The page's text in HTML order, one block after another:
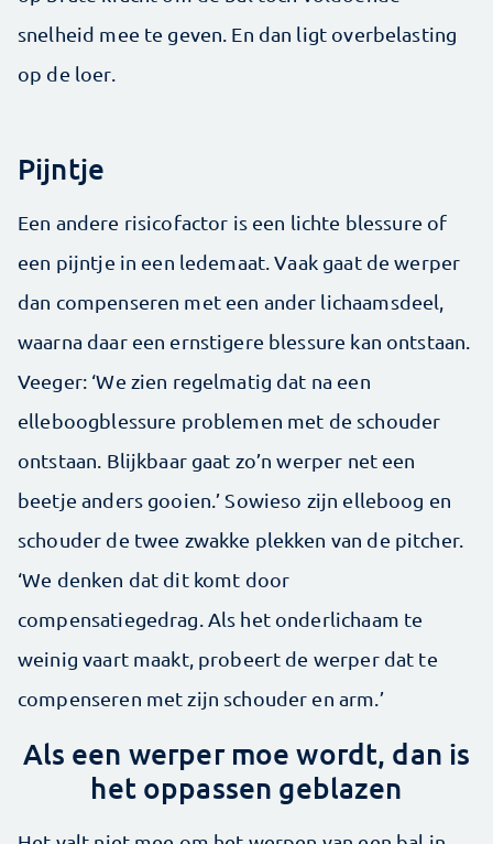
snelheid mee te geven. En dan ligt overbelasting
op de loer.
Pijntje
Een andere risicofactor is een lichte blessure of
een pijntje in een ledemaat. Vaak gaat de werper
dan compenseren met een ander lichaamsdeel,
waarna daar een ernstigere blessure kan ontstaan.
Veeger: ‘We zien regelmatig dat na een
elleboogblessure problemen met de schouder
ontstaan. Blijkbaar gaat zo’n werper net een
beetje anders gooien.’ Sowieso zijn elleboog en
schouder de twee zwakke plekken van de pitcher.
‘We denken dat dit komt door
compensatiegedrag. Als het onderlichaam te
weinig vaart maakt, probeert de werper dat te
compenseren met zijn schouder en arm.’
Als een werper moe wordt, dan is
het oppassen geblazen